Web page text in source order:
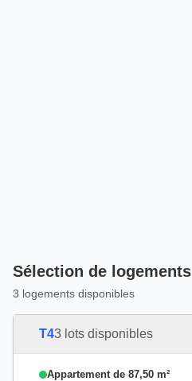
Sélection de logements
3 logements disponibles
T43 lots disponibles
Appartement de 87,50 m²